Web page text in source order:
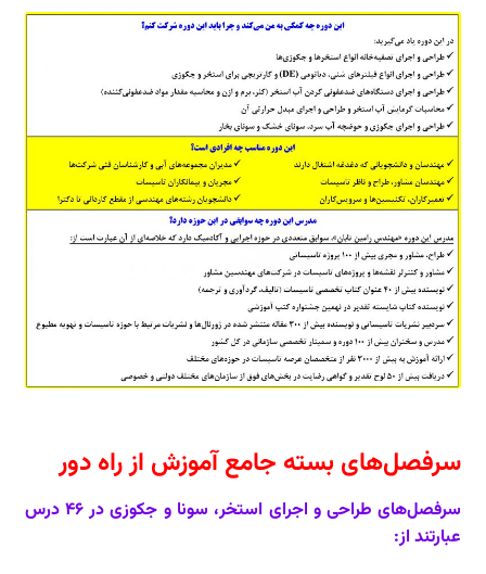
سرفصل‌های بسته جامع آموزش از راه دور
سرفصل‌های طراحی و اجرای استخر، سونا و جکوزی در 46 درس
عبارتند از: